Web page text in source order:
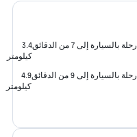
رحلة بالسيارة إلى 7 من الدقائق
3.4
كيلومتر
رحلة بالسيارة إلى 9 من الدقائق
4.9
كيلومتر